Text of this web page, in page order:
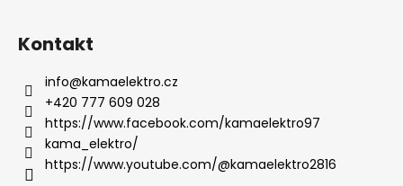
Kontakt
info@kamaelektro.cz
+420 777 609 028
https://www.facebook.com/kamaelektro97
kama_elektro/
https://www.youtube.com/@kamaelektro2816